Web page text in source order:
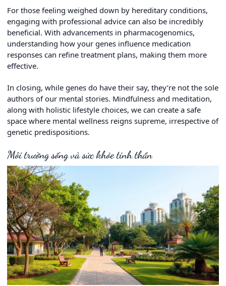
For those feeling weighed down by hereditary conditions,
engaging with professional advice can also be incredibly
beneficial. With advancements in pharmacogenomics,
understanding how your genes influence medication
responses can refine treatment plans, making them more
effective.
In closing, while genes do have their say, they’re not the sole
authors of our mental stories. Mindfulness and meditation,
along with holistic lifestyle choices, we can create a safe
space where mental wellness reigns supreme, irrespective of
genetic predispositions.
Môi trường sống và sức khỏe tinh thần